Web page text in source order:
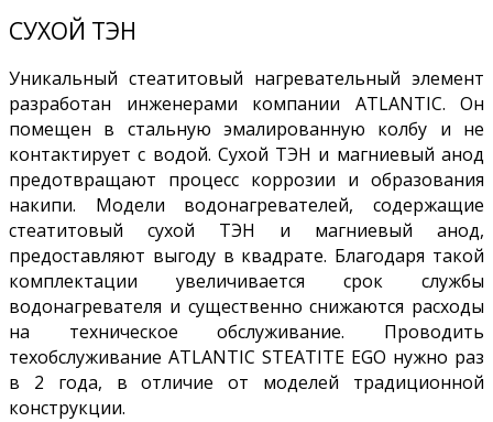
СУХОЙ ТЭН
Уникальный стеатитовый нагревательный элемент
разработан инженерами компании ATLANTIC. Он
помещен в стальную эмалированную колбу и не
контактирует с водой. Сухой ТЭН и магниевый анод
предотвращают процесс коррозии и образования
накипи. Модели водонагревателей, содержащие
стеатитовый сухой ТЭН и магниевый анод,
предоставляют выгоду в квадрате. Благодаря такой
комплектации увеличивается срок службы
водонагревателя и существенно снижаются расходы
на техническое обслуживание. Проводить
техобслуживание ATLANTIC STEATITE EGO нужно раз
в 2 года, в отличие от моделей традиционной
конструкции.